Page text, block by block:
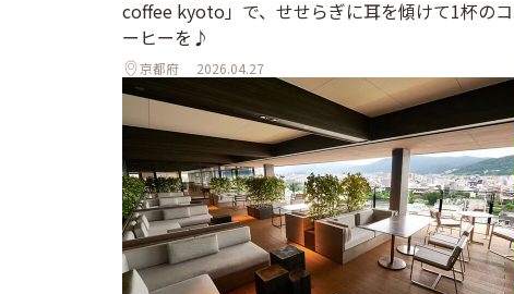
coffee kyoto」で、せせらぎに耳を傾けて1杯のコ
ーヒーを♪
京都府 2026.04.27